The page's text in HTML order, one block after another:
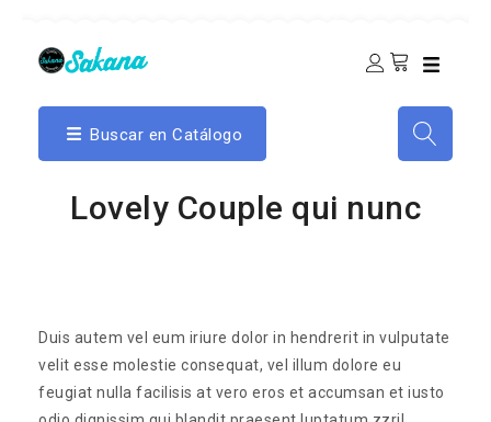
Buscar en Catálogo
Lovely Couple qui nunc
Duis autem vel eum iriure dolor in hendrerit in vulputate
velit esse molestie consequat, vel illum dolore eu
feugiat nulla facilisis at vero eros et accumsan et iusto